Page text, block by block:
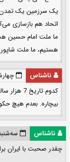
اتحاد هم بازسازی
ما ملت امام حسین
هستیم، ما ملت
ناشناس
چهارشنبه ۱۳
بیچاره. بعدم هیچ
ناشناس
سه‌شنبه ۱۲ خرداد ۱۴۰۵
چقدر صحبت با ایران